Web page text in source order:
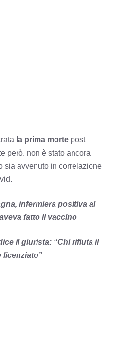
la prima morte post
però, non è stato ancora
sia avvenuto in correlazione
infermiera positiva al
fatto il vaccino
il giurista: “Chi rifiuta il
licenziato”